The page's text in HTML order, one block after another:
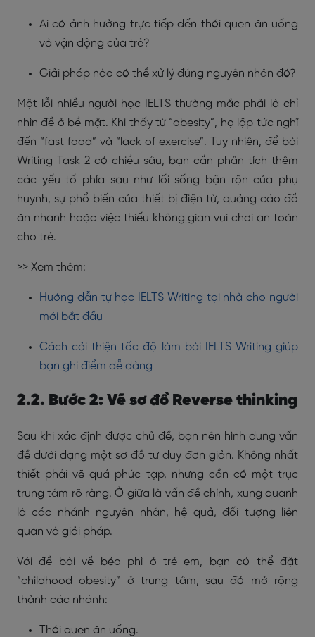
Ai có ảnh hưởng trực tiếp đến thói quen ăn uống
và vận động của trẻ?
Giải pháp nào có thể xử lý đúng nguyên nhân đó?
Một lỗi nhiều người học IELTS thường mắc phải là chỉ
nhìn đề ở bề mặt. Khi thấy từ “obesity”, họ lập tức nghĩ
đến “fast food” và “lack of exercise”. Tuy nhiên, để bài
Writing Task 2 có chiều sâu, bạn cần phân tích thêm
các yếu tố phía sau như lối sống bận rộn của phụ
huynh, sự phổ biến của thiết bị điện tử, quảng cáo đồ
ăn nhanh hoặc việc thiếu không gian vui chơi an toàn
cho trẻ.
>> Xem thêm:
Hướng dẫn tự học IELTS Writing tại nhà cho người
mới bắt đầu
Cách cải thiện tốc độ làm bài IELTS Writing giúp
bạn ghi điểm dễ dàng
2.2. Bước 2: Vẽ sơ đồ Reverse thinking
Sau khi xác định được chủ đề, bạn nên hình dung vấn
đề dưới dạng một sơ đồ tư duy đơn giản. Không nhất
thiết phải vẽ quá phức tạp, nhưng cần có một trục
trung tâm rõ ràng. Ở giữa là vấn đề chính, xung quanh
là các nhánh nguyên nhân, hệ quả, đối tượng liên
quan và giải pháp.
Với đề bài về béo phì ở trẻ em, bạn có thể đặt
“childhood obesity” ở trung tâm, sau đó mở rộng
thành các nhánh:
Thói quen ăn uống.